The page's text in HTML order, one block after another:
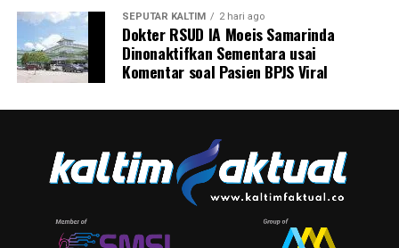
SEPUTAR KALTIM 2 hari ago
Dokter RSUD IA Moeis Samarinda
Dinonaktifkan Sementara usai
Komentar soal Pasien BPJS Viral